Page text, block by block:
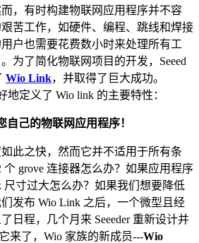
，有时构建物联网应用程序并不容
苦工作，如硬件、编程、跳线和焊接
户也需要花费数小时来处理所有工
为了简化物联网项目的开发，Seeed
Wio Link，并取得了巨大成功。
地定义了 Wio link 的主要特性：
自己的物联网应用程序！
此之快，然而它并不适用于所有条
grove 连接器怎么办？如果应用程序
尺寸过大怎么办？如果我们想要降低
发布 Wio Link 之后，一个微型且经
日程，几个月来 Seeeder 重新设计并
来了，Wio 家族的新成员---Wio